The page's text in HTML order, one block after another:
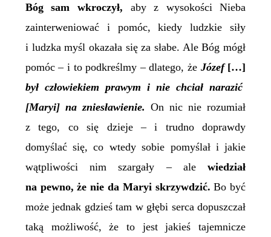
Bóg sam wkroczył, aby z wysokości Nieba
zainterweniować i pomóc, kiedy ludzkie siły
i ludzka myśl okazała się za słabe. Ale Bóg mógł
pomóc – i to podkreślmy – dlatego, że Józef […]
był człowiekiem prawym i nie chciał narazić
[Maryi]na zniesławienie. On nic nie rozumiał
z tego, co się dzieje – i trudno doprawdy
domyślać się, co wtedy sobie pomyślał i jakie
wątpliwości nim szargały – alewiedział
na pewno, że nie da Maryi skrzywdzić. Bo być
może jednak gdzieś tam w głębi serca dopuszczał
taką możliwość, że to jest jakieś tajemnicze